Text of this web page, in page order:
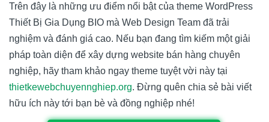
Trên đây là những ưu điểm nổi bật của theme WordPress
Thiết Bị Gia Dụng BIO mà Web Design Team đã trải
nghiệm và đánh giá cao. Nếu bạn đang tìm kiếm một giải
pháp toàn diện để xây dựng website bán hàng chuyên
nghiệp, hãy tham khảo ngay theme tuyệt vời này tại
thietkewebchuyennghiep.org. Đừng quên chia sẻ bài viết
hữu ích này tới bạn bè và đồng nghiệp nhé!